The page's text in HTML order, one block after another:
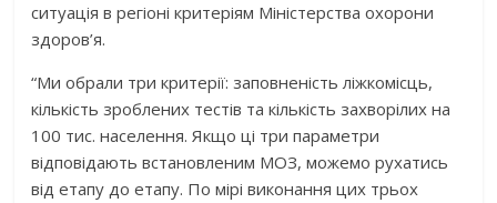
ситуація в регіоні критеріям Міністерства охорони
здоров’я.
“Ми обрали три критерії: заповненість ліжкомісць,
кількість зроблених тестів та кількість захворілих на
100 тис. населення. Якщо ці три параметри
відповідають встановленим МОЗ, можемо рухатись
від етапу до етапу. По мірі виконання цих трьох